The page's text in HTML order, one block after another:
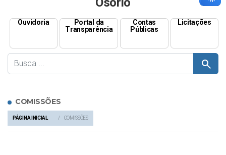
Ouvidoria
Portal da
Transparência
Contas
Públicas
Licitações
search
COMISSÕES
PÁGINA INICIAL COMISSÕES